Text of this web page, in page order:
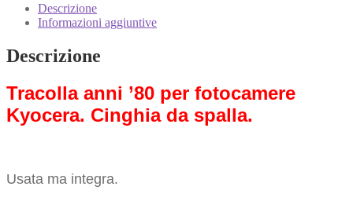
Descrizione
Informazioni aggiuntive
Descrizione
Tracolla anni ’80 per fotocamere
Kyocera. Cinghia da spalla.
Usata ma integra.